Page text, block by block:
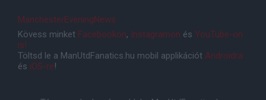
ManchesterEveningNews
Kövess minket Facebookon, Instagramon és YouTube-on
is!
Töltsd le a ManUtdFanatics.hu mobil applikációt Androidra
és iOS-re!